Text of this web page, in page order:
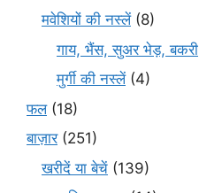
मवेशियों की नस्लें(8)
गाय, भैंस, सुअर भेड़, बकरी
मुर्गी की नस्लें(4)
फल(18)
बाज़ार(251)
खरीदें या बेचें (139)